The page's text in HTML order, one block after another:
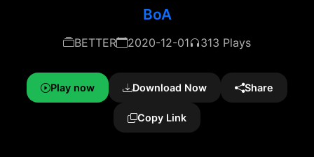
BoA
BETTER 2020-12-01 313 Plays
Play now Download Now Share
Copy Link